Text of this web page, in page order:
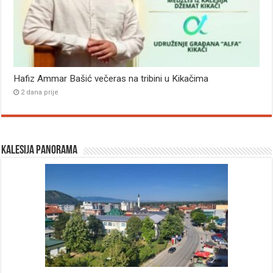
Hafiz Ammar Bašić večeras na tribini u Kikačima
2 dana prije
Kalesija panorama